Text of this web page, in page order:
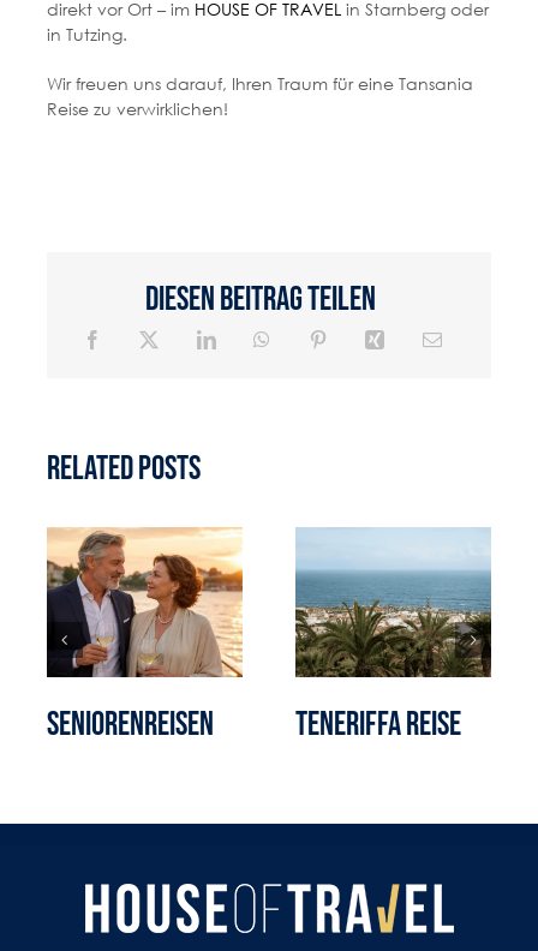
direkt vor Ort – im HOUSE OF TRAVELin Starnberg oder
in Tutzing.
Wir freuen uns darauf, Ihren Traum für eine Tansania
Reise zu verwirklichen!
Diesen Beitrag teilen
Related Posts
Seniorenreisen Teneriffa Reise